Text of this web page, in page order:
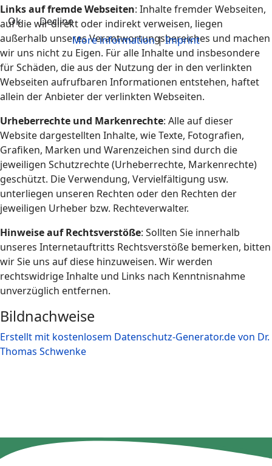
Links auf fremde Webseiten: Inhalte fremder Webseiten,
auf die wir direkt oder indirekt verweisen, liegen
außerhalb unseres Verantwortungsbereiches und machen
wir uns nicht zu Eigen. Für alle Inhalte und insbesondere
für Schäden, die aus der Nutzung der in den verlinkten
Webseiten aufrufbaren Informationen entstehen, haftet
allein der Anbieter der verlinkten Webseiten.
Urheberrechte und Markenrechte: Alle auf dieser
Website dargestellten Inhalte, wie Texte, Fotografien,
Grafiken, Marken und Warenzeichen sind durch die
jeweiligen Schutzrechte (Urheberrechte, Markenrechte)
geschützt. Die Verwendung, Vervielfältigung usw.
unterliegen unseren Rechten oder den Rechten der
jeweiligen Urheber bzw. Rechteverwalter.
Hinweise auf Rechtsverstöße: Sollten Sie innerhalb
unseres Internetauftritts Rechtsverstöße bemerken, bitten
wir Sie uns auf diese hinzuweisen. Wir werden
rechtswidrige Inhalte und Links nach Kenntnisnahme
unverzüglich entfernen.
Bildnachweise
Erstellt mit kostenlosem Datenschutz-Generator.de von Dr.
Thomas Schwenke
Ok
Decline
More information|Imprint